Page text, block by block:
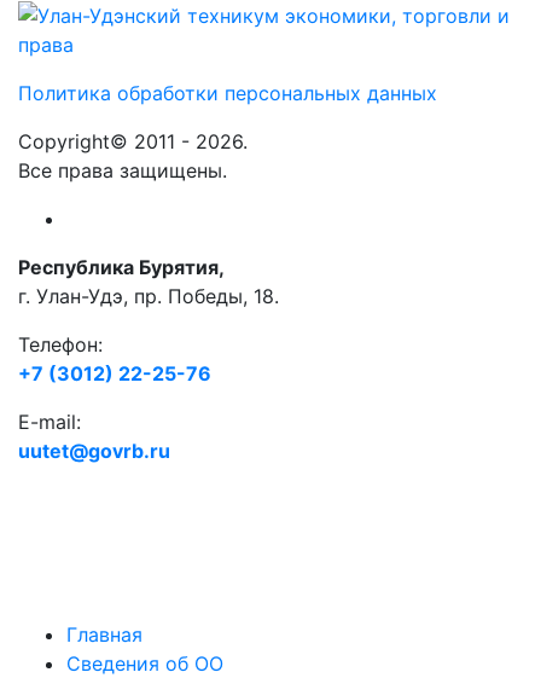
Политика обработки персональных данных
Copyright© 2011 - 2026.
Все права защищены.
Республика Бурятия,
г. Улан-Удэ, пр. Победы, 18.
Телефон:
+7 (3012) 22-25-76
E-mail:
uutet@govrb.ru
Главная
Сведения об ОО